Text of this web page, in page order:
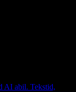
AI abil. Tekstid,